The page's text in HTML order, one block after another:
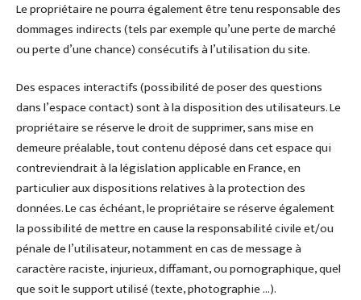
Le propriétaire ne pourra également être tenu responsable des
dommages indirects (tels par exemple qu’une perte de marché
ou perte d’une chance) consécutifs à l’utilisation du site.
Des espaces interactifs (possibilité de poser des questions
dans l’espace contact) sont à la disposition des utilisateurs. Le
propriétaire se réserve le droit de supprimer, sans mise en
demeure préalable, tout contenu déposé dans cet espace qui
contreviendrait à la législation applicable en France, en
particulier aux dispositions relatives à la protection des
données. Le cas échéant, le propriétaire se réserve également
la possibilité de mettre en cause la responsabilité civile et/ou
pénale de l’utilisateur, notamment en cas de message à
caractère raciste, injurieux, diffamant, ou pornographique, quel
que soit le support utilisé (texte, photographie …).